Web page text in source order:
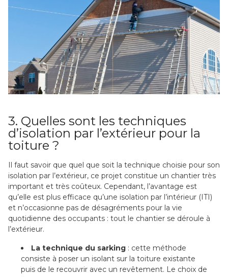
3. Quelles sont les techniques
d’isolation par l’extérieur pour la
toiture ?
Il faut savoir que quel que soit la technique choisie pour son
isolation par l’extérieur, ce projet constitue un chantier très
important et très coûteux. Cependant, l’avantage est
qu’elle est plus efficace qu’une isolation par l’intérieur (ITI)
et n’occasionne pas de désagréments pour la vie
quotidienne des occupants : tout le chantier se déroule à
l’extérieur.
La technique du sarking : cette méthode
consiste à poser un isolant sur la toiture existante
puis de le recouvrir avec un revêtement. Le choix de